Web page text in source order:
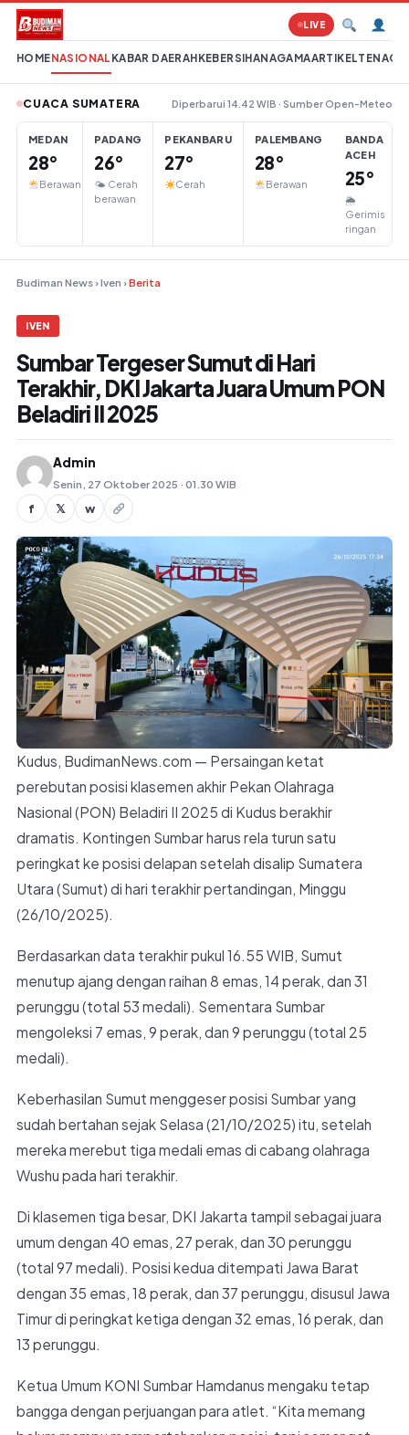
Lompat ke konten
HOMENASIONAL KABAR DAERAHKEBERSIHANAGAMAARTIKELTENAGA
LIVE
CUACA SUMATERA Diperbarui 14.42 WIB · Sumber Open-Meteo
MEDAN
28°
Berawan
PADANG
26°
🌤 Cerah
berawan
PEKANBARU
27°
Cerah
PALEMBANG
28°
Berawan
BANDA
ACEH
25°
🌦
Gerimis
ringan
Budiman News ›Iven ›Berita
IVEN
Sumbar Tergeser Sumut di Hari
Terakhir, DKI Jakarta Juara Umum PON
Beladiri II 2025
Admin
Senin, 27 Oktober 2025 · 01.30 WIB
f 𝕏 w
Kudus, BudimanNews.com — Persaingan ketat
perebutan posisi klasemen akhir Pekan Olahraga
Nasional (PON) Beladiri II 2025 di Kudus berakhir
dramatis. Kontingen Sumbar harus rela turun satu
peringkat ke posisi delapan setelah disalip Sumatera
Utara (Sumut) di hari terakhir pertandingan, Minggu
(26/10/2025).
Berdasarkan data terakhir pukul 16.55 WIB, Sumut
menutup ajang dengan raihan 8 emas, 14 perak, dan 31
perunggu (total 53 medali). Sementara Sumbar
mengoleksi 7 emas, 9 perak, dan 9 perunggu (total 25
medali).
Keberhasilan Sumut menggeser posisi Sumbar yang
sudah bertahan sejak Selasa (21/10/2025) itu, setelah
mereka merebut tiga medali emas di cabang olahraga
Wushu pada hari terakhir.
Di klasemen tiga besar, DKI Jakarta tampil sebagai juara
umum dengan 40 emas, 27 perak, dan 30 perunggu
(total 97 medali). Posisi kedua ditempati Jawa Barat
dengan 35 emas, 18 perak, dan 37 perunggu, disusul Jawa
Timur di peringkat ketiga dengan 32 emas, 16 perak, dan
13 perunggu.
Ketua Umum KONI Sumbar Hamdanus mengaku tetap
bangga dengan perjuangan para atlet. “Kita memang